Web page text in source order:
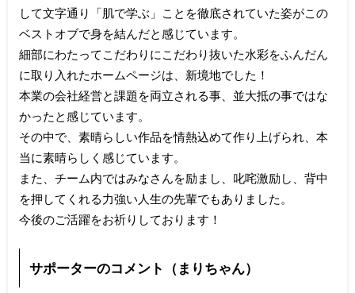
して文字通り「肌で学ぶ」ことを徹底されていた姿がこの
ベストオブで身を結んだと感じています。
細部にわたってこだわりにこだわり抜いた水彩をふんだん
に取り入れたホームページは、新境地でした！
本業の会社経営と課題を両立される事、並大抵の事ではな
かったと感じています。
その中で、素晴らしい作品を情熱込めて作り上げられ、本
当に素晴らしく感じています。
また、チーム内ではみなさんを励まし、叱咤激励し、背中
を押してくれる力強い人生の先輩でもありました。
今後のご活躍をお祈りしております！
サポーターのコメント（まりちゃん）